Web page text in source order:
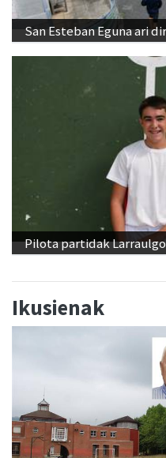
San Esteban Eguna ari
Pilota partidak
Ikusienak